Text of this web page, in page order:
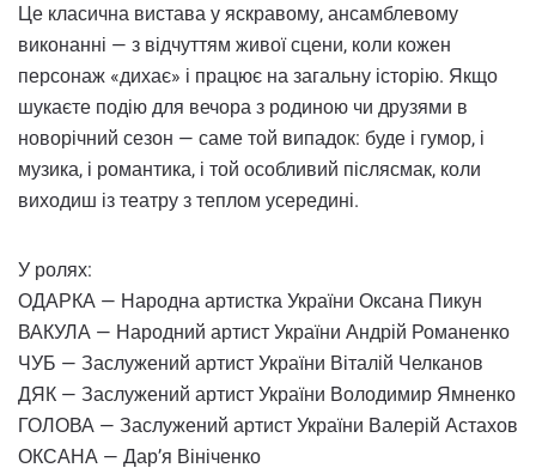
Це класична вистава у яскравому, ансамблевому
виконанні — з відчуттям живої сцени, коли кожен
персонаж «дихає» і працює на загальну історію. Якщо
шукаєте подію для вечора з родиною чи друзями в
новорічний сезон — саме той випадок: буде і гумор, і
музика, і романтика, і той особливий післясмак, коли
виходиш із театру з теплом усередині.
У ролях:
ОДАРКА — Народна артистка України Оксана Пикун
ВАКУЛА — Народний артист України Андрій Романенко
ЧУБ — Заслужений артист України Віталій Челканов
ДЯК — Заслужений артист України Володимир Ямненко
ГОЛОВА — Заслужений артист України Валерій Астахов
ОКСАНА — Дар’я Вініченко